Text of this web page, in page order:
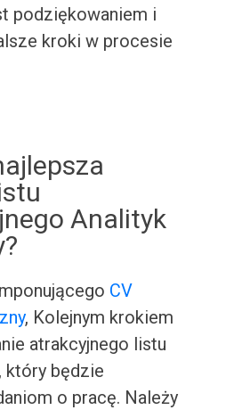
podziękowaniem i
kroki w procesie
Analityk
CV
, Kolejnym krokiem
atrakcyjnego listu
który będzie
o pracę. Należy